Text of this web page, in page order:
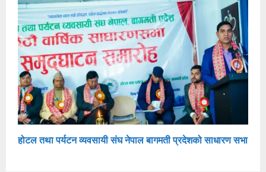
होटल तथा पर्यटन व्यवसायी संघ नेपाल बागमती प्रदेशको साधारण सभा